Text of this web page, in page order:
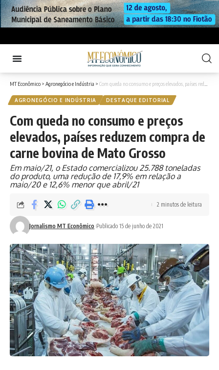
MT Econômico > Agronegócio e Indústria > Com queda no consumo e preços elevados, países reduzem compra de carne bovina de Mato Grosso
AGRONEGÓCIO E INDÚSTRIA DESTAQUE EDITORIAL
Com queda no consumo e preços
elevados, países reduzem compra de
carne bovina de Mato Grosso
Em maio/21, o Estado comercializou 25.788 toneladas
do produto, uma redução de 17,9% em relação a
maio/20 e 12,6% menor que abril/21
Jornalismo MT Econômico Publicado 15 de junho de 2021
2 minutos de leitura